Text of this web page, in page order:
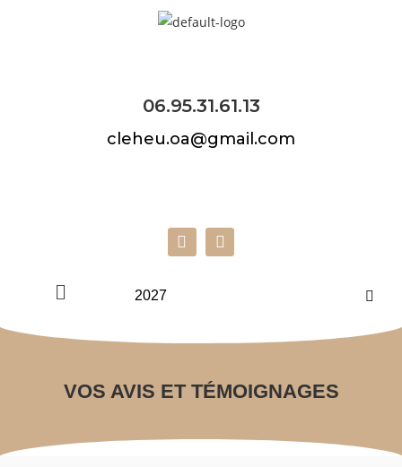
06.95.31.61.13
cleheu.oa@gmail.com
VOS AVIS ET TÉMOIGNAGES